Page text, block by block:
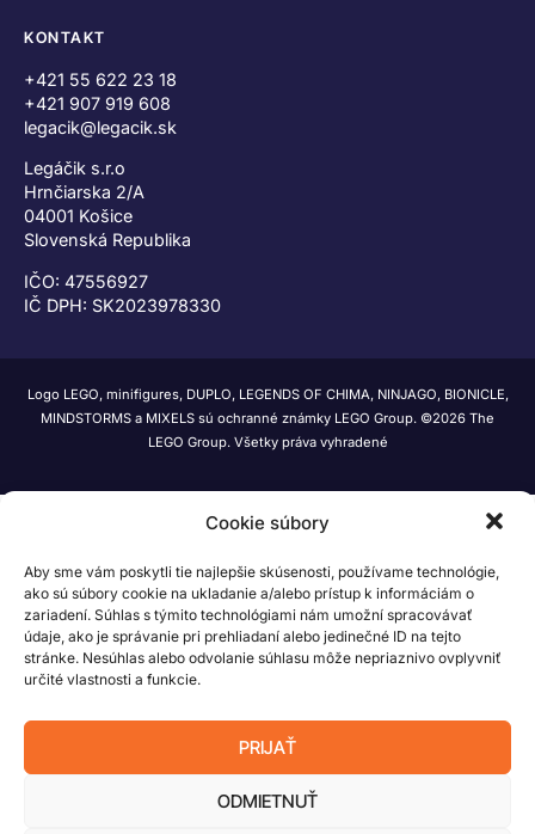
Cookie súbory
Aby sme vám poskytli tie najlepšie skúsenosti, používame technológie,
ako sú súbory cookie na ukladanie a/alebo prístup k informáciám o
zariadení. Súhlas s týmito technológiami nám umožní spracovávať
údaje, ako je správanie pri prehliadaní alebo jedinečné ID na tejto
stránke. Nesúhlas alebo odvolanie súhlasu môže nepriaznivo ovplyvniť
určité vlastnosti a funkcie.
PRIJAŤ
ODMIETNUŤ
KONTAKT
+421 55 622 23 18
+421 907 919 608
legacik@legacik.sk
Legáčik s.r.o
Hrnčiarska 2/A
04001 Košice
Slovenská Republika
IČO: 47556927
IČ DPH: SK2023978330
Logo LEGO, minifigures, DUPLO, LEGENDS OF CHIMA, NINJAGO, BIONICLE,
MINDSTORMS a MIXELS sú ochranné známky LEGO Group. ©2026 The
LEGO Group. Všetky práva vyhradené